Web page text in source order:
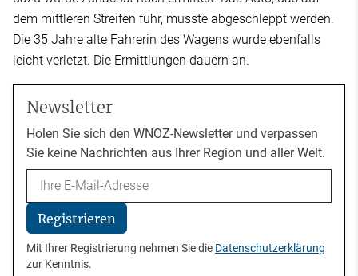
dem mittleren Streifen fuhr, musste abgeschleppt werden.
Die 35 Jahre alte Fahrerin des Wagens wurde ebenfalls
leicht verletzt. Die Ermittlungen dauern an.
Newsletter
Holen Sie sich den WNOZ-Newsletter und verpassen
Sie keine Nachrichten aus Ihrer Region und aller Welt.
Email
Registrieren
Mit Ihrer Registrierung nehmen Sie die Datenschutzerklärung
zur Kenntnis.